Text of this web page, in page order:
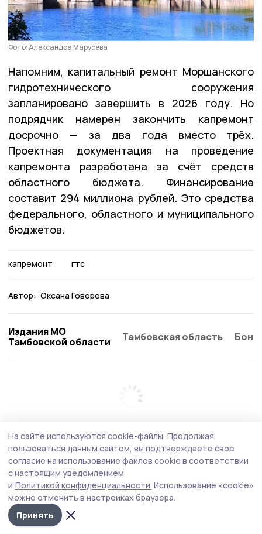
Фото: Александра Марусева
Напомним, капитальный ремонт Моршанского
гидротехнического сооружения
запланировано завершить в 2026 году. Но
подрядчик намерен закончить капремонт
досрочно — за два года вместо трёх.
Проектная документация на проведение
капремонта разработана за счёт средств
областного бюджета. Финансирование
составит 294 миллиона рублей. Это средства
федерального, областного и муниципального
бюджетов.
капремонт гтс
Автор: Оксана Говорова
Издания МО
Тамбовской области
Тамбовская область
На сайте используются cookie-файлы. Продолжая
пользоваться данным сайтом, вы подтверждаете свое
согласие на использование файлов cookie в соответствии
с настоящим уведомлением
и Политикой конфиденциальности. Использование «cookie»
можно отменить в настройках браузера.
Принять